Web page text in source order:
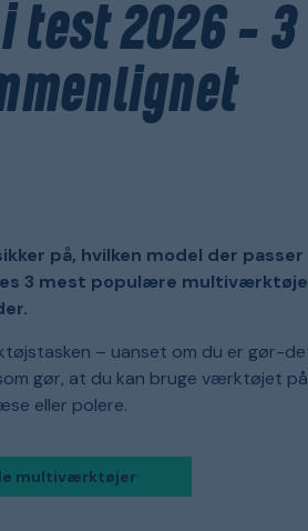
2026 – 3
på, hvilken model der
3 mest populære
– uanset om du er gør-
gør, at du kan bruge værktøjet på
eller polere.
multiværktøjer